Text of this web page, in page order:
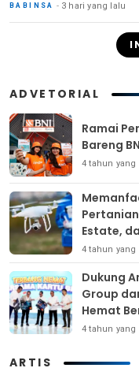
BABINSA 3 hari yang lalu
ADVETORIAL
Ramai
Bareng
4 tahun yang
Estate,
4 tahun yang
Dukung
Group
Hemat
4 tahun yang
ARTIS